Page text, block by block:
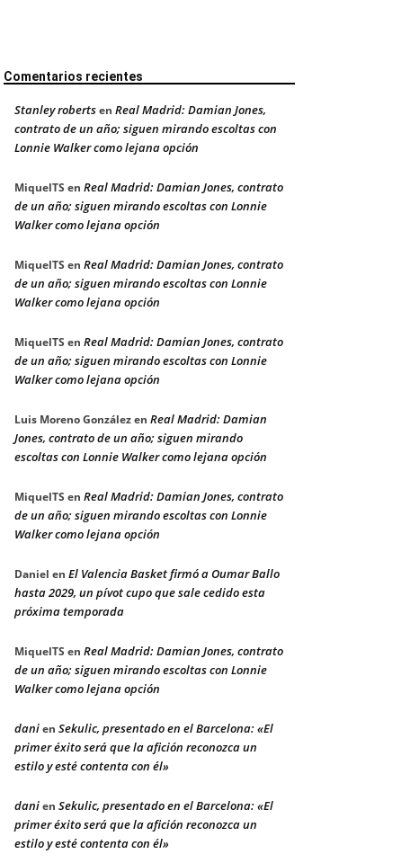
Comentarios recientes
Stanley robertsen Real Madrid: Damian Jones,
contrato de un año; siguen mirando escoltas con
Lonnie Walker como lejana opción
MiquelTS en Real Madrid: Damian Jones, contrato
de un año; siguen mirando escoltas con Lonnie
Walker como lejana opción
MiquelTS en Real Madrid: Damian Jones, contrato
de un año; siguen mirando escoltas con Lonnie
Walker como lejana opción
MiquelTS en Real Madrid: Damian Jones, contrato
de un año; siguen mirando escoltas con Lonnie
Walker como lejana opción
Luis Moreno Gonzálezen Real Madrid: Damian
Jones, contrato de un año; siguen mirando
escoltas con Lonnie Walker como lejana opción
MiquelTS en Real Madrid: Damian Jones, contrato
de un año; siguen mirando escoltas con Lonnie
Walker como lejana opción
Daniel en El Valencia Basket firmó a Oumar Ballo
hasta 2029, un pívot cupo que sale cedido esta
próxima temporada
MiquelTS en Real Madrid: Damian Jones, contrato
de un año; siguen mirando escoltas con Lonnie
Walker como lejana opción
danien Sekulic, presentado en el Barcelona: «El
primer éxito será que la afición reconozca un
estilo y esté contenta con él»
danien Sekulic, presentado en el Barcelona: «El
primer éxito será que la afición reconozca un
estilo y esté contenta con él»